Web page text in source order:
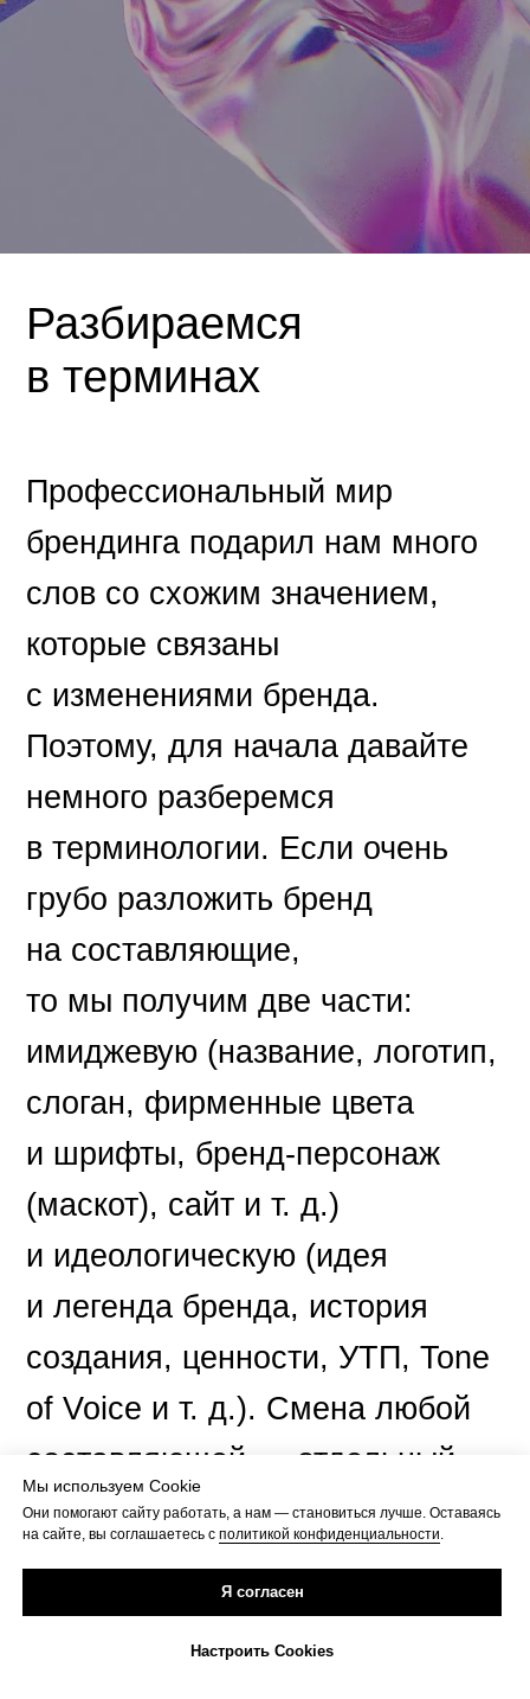
Мы используем Cookie
Они помогают сайту работать, а нам — становиться лучше. Оставаясь
на сайте, вы соглашаетесь с политикой конфиденциальности.
Я согласен
Настроить Cookies
Разбираемся
в терминах
Профессиональный мир
брендинга подарил нам много
слов со схожим значением,
которые связаны
с изменениями бренда.
Поэтому, для начала давайте
немного разберемся
в терминологии. Если очень
грубо разложить бренд
на составляющие,
то мы получим две части:
имиджевую (название, логотип,
слоган, фирменные цвета
и шрифты, бренд-персонаж
(маскот), сайт и т. д.)
и идеологическую (идея
и легенда бренда, история
создания, ценности, УТП, Tone
of Voice и т. д.). Смена любой
составляющей — отдельный
процесс. Давайте разберем
на примерах, в чем разница.